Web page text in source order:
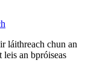
láithreach chun an
leis an bpróiseas